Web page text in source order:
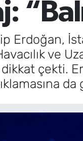
Erdoğan,
ve
çekti.
ve Fikstür